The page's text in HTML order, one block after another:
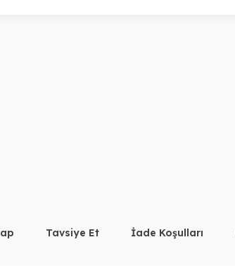
Tavsiye Et İade Koşulları